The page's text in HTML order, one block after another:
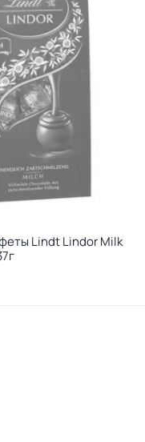
Lindt Lindor Milk